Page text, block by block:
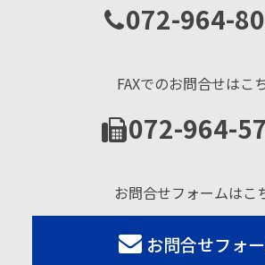
072-964-
FAXでのお問合せはこ
072-964-
お問合せフォームはこ
お問合せフォ